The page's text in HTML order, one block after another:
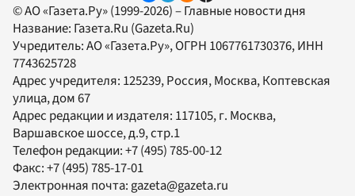
© АО «Газета.Ру» (1999-2026) – Главные новости дня
Название: Газета.Ru (Gazeta.Ru)
Учредитель:АО «Газета.Ру», ОГРН 1067761730376, ИНН
7743625728
Адрес учредителя: 125239, Россия, Москва, Коптевская
улица, дом 67
Адрес редакции и издателя: 117105, г. Москва,
Варшавское шоссе, д.9, стр.1
Телефон редакции:+7 (495) 785-00-12
Факс:+7 (495) 785-17-01
Электронная почта:gazeta@gazeta.ru